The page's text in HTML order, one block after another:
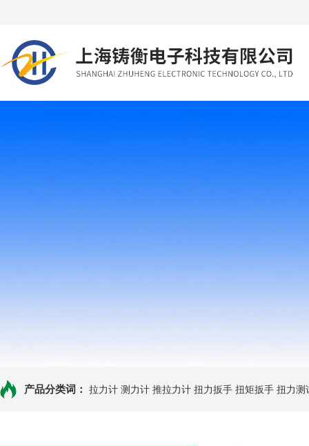
产品分类词： 拉力计 测力计 推拉力计 扭力扳手 扭矩扳手 扭力测